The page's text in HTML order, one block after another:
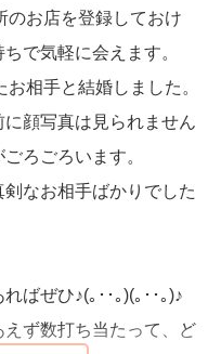
恋愛が深まるにつれて
です。なので、必ずしも
はありませんが、その
で、尊重し合える関係
感情は深まります。
自身も相手も楽しむこ
値観を見つけ、お互い
のお店を登録しておけ
で気軽に会えます。
お相手と結婚しました。
顔写真は見られません
ろごろいます。
なお相手ばかりでした
ばぜひ♪(｡･･｡)(｡･･｡)♪
ず数打ち当たって、ど